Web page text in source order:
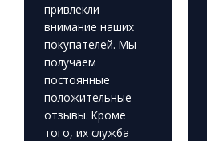
привлекли
внимание наших
покупателей. Мы
получаем
постоянные
положительные
отзывы. Кроме
того, их служба